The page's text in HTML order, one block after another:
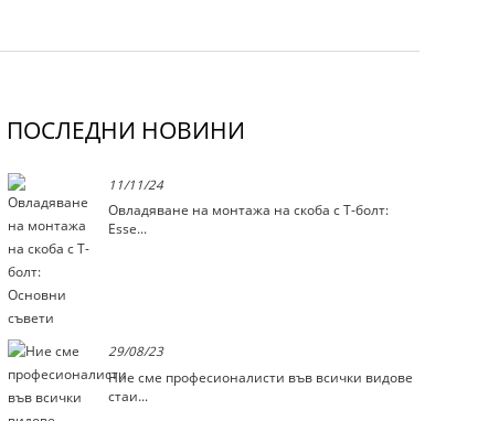
ПОСЛЕДНИ НОВИНИ
11/11/24
Овладяване на монтажа на скоба с T-болт:
Esse...
29/08/23
Ние сме професионалисти във всички видове
стаи...